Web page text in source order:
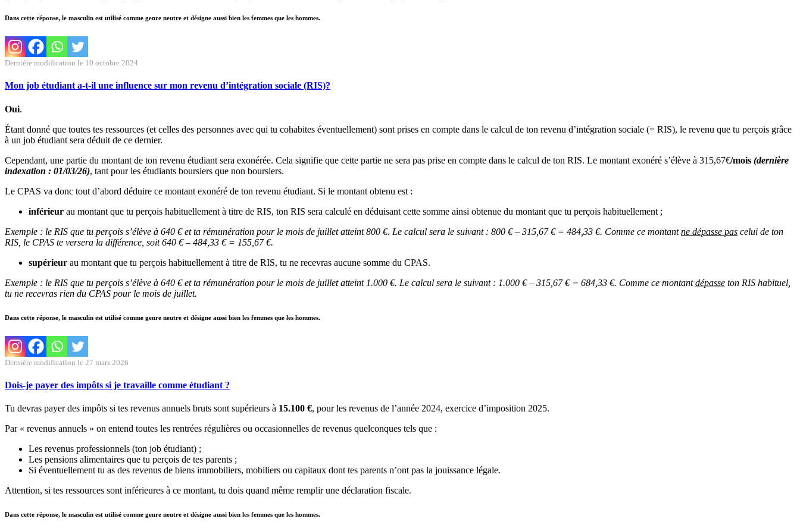
Dans cette réponse, le masculin est utilisé comme genre neutre et désigne aussi bien les femmes que les hommes.
Dernière modification le 10 octobre 2024
Mon job étudiant a-t-il une influence sur mon revenu d’intégration sociale (RIS)?
Oui.
Étant donné que toutes tes ressources (et celles des personnes avec qui tu cohabites éventuellement) sont prises en compte dans le calcul de ton revenu d’intégration sociale (= RIS), le revenu que tu perçois grâce
à un job étudiant sera déduit de ce dernier.
Cependant, une partie du montant de ton revenu étudiant sera exonérée. Cela signifie que cette partie ne sera pas prise en compte dans le calcul de ton RIS. Le montant exonéré s’élève à 315,67€/mois (dernière
indexation : 01/03/26), tant pour les étudiants boursiers que non boursiers.
Le CPAS va donc tout d’abord déduire ce montant exonéré de ton revenu étudiant. Si le montant obtenu est :
inférieur au montant que tu perçois habituellement à titre de RIS, ton RIS sera calculé en déduisant cette somme ainsi obtenue du montant que tu perçois habituellement ;
Exemple : le RIS que tu perçois s’élève à 640 € et ta rémunération pour le mois de juillet atteint 800 €. Le calcul sera le suivant : 800 € – 315,67 € = 484,33 €. Comme ce montantne dépasse pas celui de ton
RIS, le CPAS te versera la différence, soit 640 € – 484,33 € = 155,67 €.
supérieur au montant que tu perçois habituellement à titre de RIS, tu ne recevras aucune somme du CPAS.
Exemple : le RIS que tu perçois s’élève à 640 € et ta rémunération pour le mois de juillet atteint 1.000 €. Le calcul sera le suivant : 1.000 € – 315,67 € = 684,33 €. Comme ce montantdépasse ton RIS habituel,
tu ne recevras rien du CPAS pour le mois de juillet.
Dans cette réponse, le masculin est utilisé comme genre neutre et désigne aussi bien les femmes que les hommes.
Dernière modification le 27 mars 2026
Dois-je payer des impôts si je travaille comme étudiant ?
Tu devras payer des impôts si tes revenus annuels bruts sont supérieurs à 15.100 €, pour les revenus de l’année 2024, exercice d’imposition 2025.
Par « revenus annuels » on entend toutes les rentrées régulières ou occasionnelles de revenus quelconques tels que :
Les revenus professionnels (ton job étudiant) ;
Les pensions alimentaires que tu perçois de tes parents ;
Si éventuellement tu as des revenus de biens immobiliers, mobiliers ou capitaux dont tes parents n’ont pas la jouissance légale.
Attention, si tes ressources sont inférieures à ce montant, tu dois quand même remplir une déclaration fiscale.
Dans cette réponse, le masculin est utilisé comme genre neutre et désigne aussi bien les femmes que les hommes.